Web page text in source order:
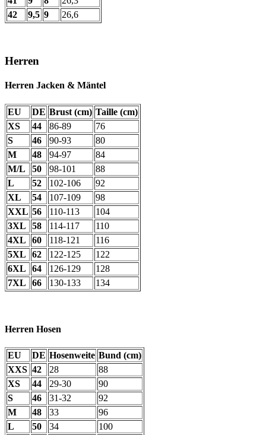
42
9,5 9 26,6
Herren
Herren Jacken & Mäntel
EU DE Brust (cm) Taille (cm)
XS
44 86-89
76
S
46 90-93
80
M
48 94-97
84
M/L
50 98-101
88
L
52 102-106
92
XL
54 107-109
98
XXL 56 110-113
104
3XL
58 114-117
110
4XL
60 118-121
116
5XL
62 122-125
122
6XL
64 126-129
128
7XL
66 130-133 134
Herren Hosen
EU DE Hosenweite Bund (cm)
XXS 42 28
88
XS
44 29-30
90
S
46 31-32
92
M
48 33
96
L
50 34
100